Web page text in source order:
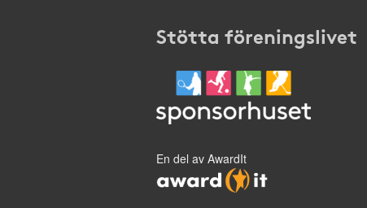
Stötta föreningslivet
En del av AwardIt